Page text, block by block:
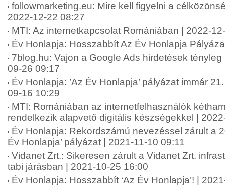
followmarketing.eu: Mire kell figyelni a
2022-12-22 08:27
MTI: Az internetkapcsolat Romániában | 2022-
Év Honlapja: Hosszabbít Az Év Honlapja
7blog.hu: Vajon a Google Ads hirdetések
09-26 09:17
Év Honlapja: ’Az Év Honlapja’ pályázat immár
09-16 10:29
MTI: Romániában az internetfelhasználók
rendelkezik alapvető digitális készségekkel |
Év Honlapja: Rekordszámú nevezéssel zárult a
Év Honlapja’ pályázat | 2021-11-10 09:11
Vidanet Zrt.: Sikeresen zárult a Vidanet Zrt.
tabi járásban | 2021-10-25 16:00
Év Honlapja: Hosszabbít ‘Az Év Honlapja’! |